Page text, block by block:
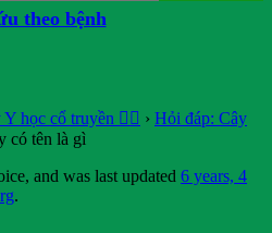
theo bệnh
Y học cổ truyền 👨‍⚕️ › Hỏi đáp: Cây
có tên là gì
and was last updated 6 years, 4
.